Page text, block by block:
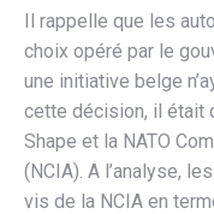
Il rappelle que les
choix opéré par le
une initiative belge
cette décision, il était
Shape et la NATO
(NCIA). A l’analyse,
vis de la NCIA en